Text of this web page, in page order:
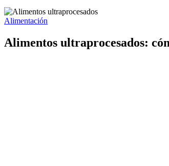
Alimentación
Alimentos ultraprocesados: